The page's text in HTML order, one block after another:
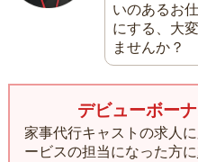
いのあるお
にする、大
ませんか？
デビューボー
家事代行キャストの求人
ービスの担当になった方に